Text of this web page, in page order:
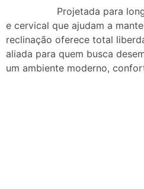
Projetada para
e cervical que ajudam a
reclinação oferece total
aliada para quem busca
um ambiente moderno,